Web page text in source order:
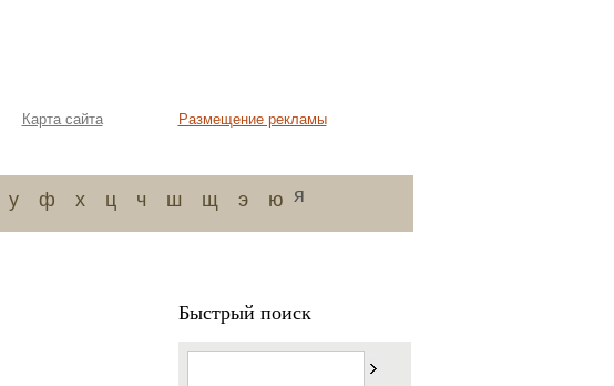
Карта сайта Размещение рекламы
у ф х ц ч ш щ э ю я
Быстрый поиск